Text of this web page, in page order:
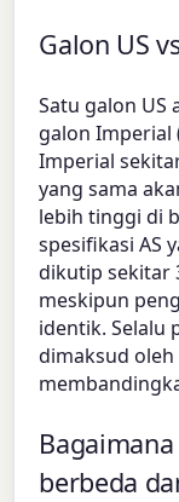
Galon US
Satu galon US
galon Imperial
Imperial
yang sama
lebih tinggi di
spesifikasi AS
dikutip sekitar
meskipun
identik. Selalu
dimaksud
berbeda